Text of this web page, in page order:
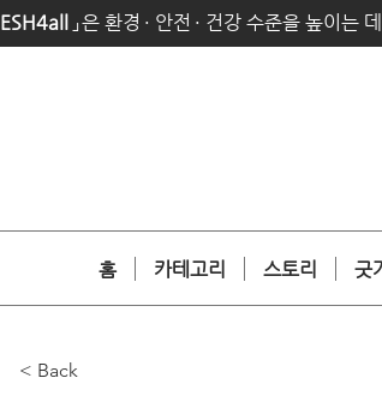
ESH4all 」은 환경 · 안전 · 건강 수준을 높이는
홈 카테고리 스토리 굿
< Back